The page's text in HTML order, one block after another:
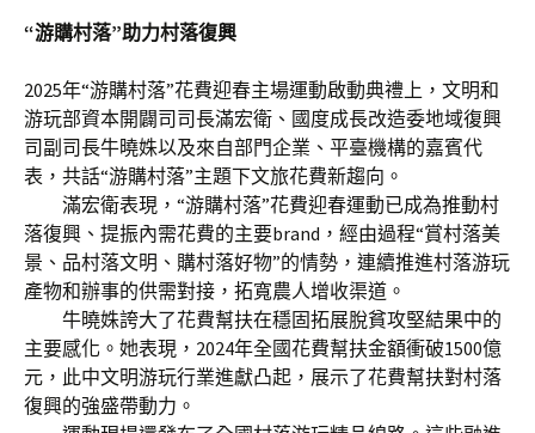
“游購村落”助力村落復興
2025年“游購村落”花費迎春主場運動啟動典禮上，文明和
游玩部資本開闢司司長滿宏衛、國度成長改造委地域復興
司副司長牛曉姝以及來自部門企業、平臺機構的嘉賓代
表，共話“游購村落”主題下文旅花費新趨向。
滿宏衛表現，“游購村落”花費迎春運動已成為推動村
落復興、提振內需花費的主要brand，經由過程“賞村落美
景、品村落文明、購村落好物”的情勢，連續推進村落游玩
產物和辦事的供需對接，拓寬農人增收渠道。
牛曉姝誇大了花費幫扶在穩固拓展脫貧攻堅結果中的
主要感化。她表現，2024年全國花費幫扶金額衝破1500億
元，此中文明游玩行業進獻凸起，展示了花費幫扶對村落
復興的強盛帶動力。